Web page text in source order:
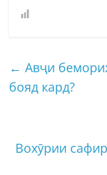
← Авҷи
бояд кард?
Вохӯрии